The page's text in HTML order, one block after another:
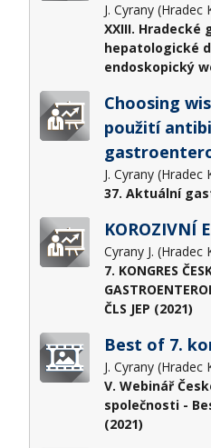
J. Cyrany (Hradec
XXIII.
hepatologické
endoskopický
Choosing
použití
J. Cyrany (Hradec
37. Aktuální
KOROZIVNÍ
Cyrany J. (Hradec
7. KONGRES
ČLS JEP (2021)
Best of 7.
J. Cyrany (Hradec
V. Webinář
společnosti -
(2021)